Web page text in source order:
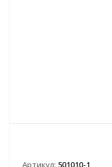
Артикул: 501010-1